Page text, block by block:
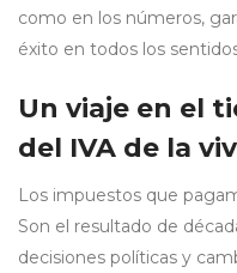
como en los números,
éxito en todos los
Un viaje en el
del IVA de la
Los impuestos que
Son el resultado de
decisiones políticas y